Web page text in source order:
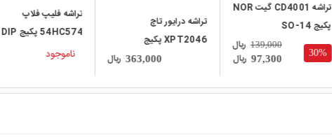
30%
تراشه CD4001 گیت NOR
پکیج SO-14
97,300 ریال
139,000 ریال
تراشه درایور تاچ
XPT2046 پکیج
TSSOP-16
363,000 ریال
تراشه فلیپ فلاپ
54HC574 پکیج DIP
ناموجود